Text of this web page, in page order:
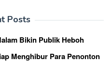
Posts
Bikin Publik Heboh
Menghibur Para Penonton